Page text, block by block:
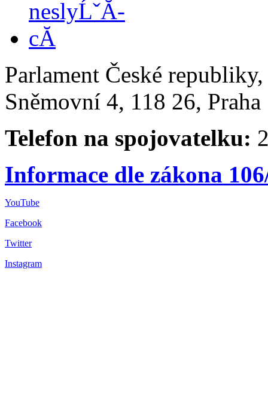
Parlament České
Sněmovní 4, 118 26,
Telefon na spojovatelku:
Informace dle zákona
YouTube
Facebook
Twitter
Instagram